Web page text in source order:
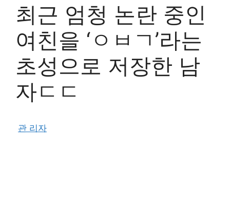
최근 엄청 논란 중인
여친을 ‘ㅇㅂㄱ’라는
초성으로 저장한 남
자ㄷㄷ
관 리자